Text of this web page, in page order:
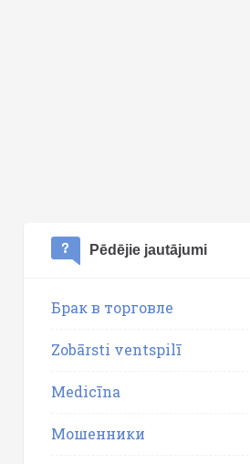
Pēdējie jautājumi
Брак в торговле
Zobārsti ventspilī
Medicīna
Мошенники